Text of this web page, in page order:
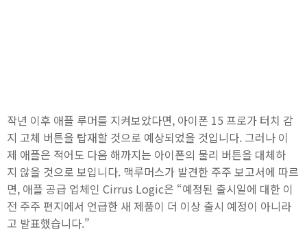
작년 이후 애플 루머를 지켜보았다면, 아이폰 15 프로가 터치 감
지 고체 버튼을 탑재할 것으로 예상되었을 것입니다. 그러나 이
제 애플은 적어도 다음 해까지는 아이폰의 물리 버튼을 대체하
지 않을 것으로 보입니다. 맥루머스가 발견한 주주 보고서에 따르
면, 애플 공급 업체인 Cirrus Logic은 “예정된 출시일에 대한 이
전 주주 편지에서 언급한 새 제품이 더 이상 출시 예정이 아니라
고 발표했습니다.”